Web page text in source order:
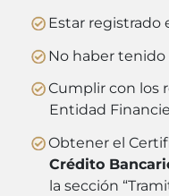
Estar registrado
No haber
Cumplir con los
Entidad
Obtener el
Crédito
la sección